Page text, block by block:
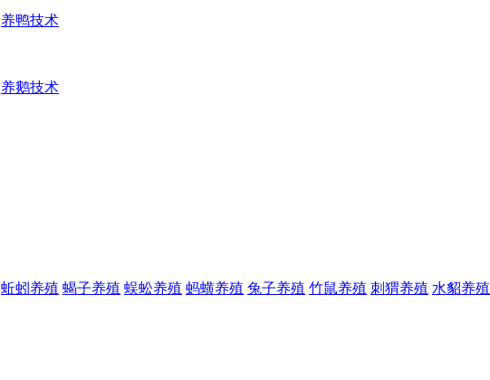
养鸭技术
养鹅技术
蚯蚓养殖 蝎子养殖 蜈蚣养殖 蚂蟥养殖 兔子养殖 竹鼠养殖 刺猬养殖 水貂养殖